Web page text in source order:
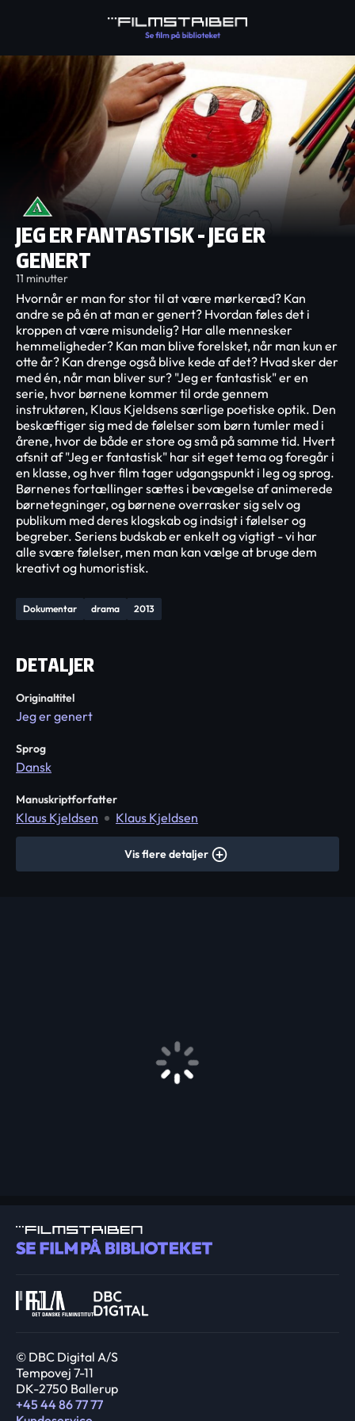
JEG ER FANTASTISK - JEG ER
GENERT
11 minutter
Dokumentar drama 2013
Hvornår er man for stor til at være mørkeræd? Kan
andre se på én at man er genert? Hvordan føles det i
kroppen at være misundelig? Har alle mennesker
hemmeligheder? Kan man blive forelsket, når man kun er
otte år? Kan drenge også blive kede af det? Hvad sker der
med én, når man bliver sur? "Jeg er fantastisk" er en
serie, hvor børnene kommer til orde gennem
instruktøren, Klaus Kjeldsens særlige poetiske optik. Den
beskæftiger sig med de følelser som børn tumler med i
årene, hvor de både er store og små på samme tid. Hvert
afsnit af "Jeg er fantastisk" har sit eget tema og foregår i
en klasse, og hver film tager udgangspunkt i leg og sprog.
Børnenes fortællinger sættes i bevægelse af animerede
børnetegninger, og børnene overrasker sig selv og
publikum med deres klogskab og indsigt i følelser og
begreber. Seriens budskab er enkelt og vigtigt - vi har
alle svære følelser, men man kan vælge at bruge dem
kreativt og humoristisk.
DETALJER
Originaltitel
Jeg er genert
Sprog
Dansk
Manuskriptforfatter
Klaus Kjeldsen Klaus Kjeldsen
Vis flere detaljer
© DBC Digital A/S
Tempovej 7-11
DK-2750 Ballerup
+45 44 86 77 77